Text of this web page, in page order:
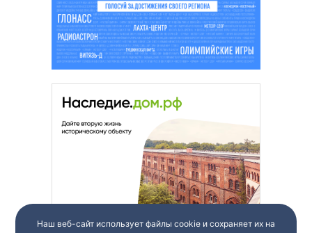
Наш веб-сайт использует файлы cookie и сохраняет их на